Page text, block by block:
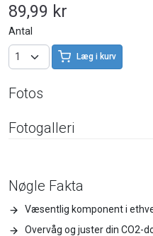
89,99 kr
Antal
Læg i kurv
Nøgle Fakta
Væsentlig komponent i
Overvåg og juster din CO2-
Fotos
Fotogalleri